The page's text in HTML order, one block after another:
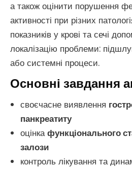
а також оцінити порушення
активності при різних
показників у крові та сечі
локалізацію проблеми:
або системні процеси.
Основні завдання
своєчасне виявлення
панкреатиту
оцінкафункціонального
залози
контроль лікування та